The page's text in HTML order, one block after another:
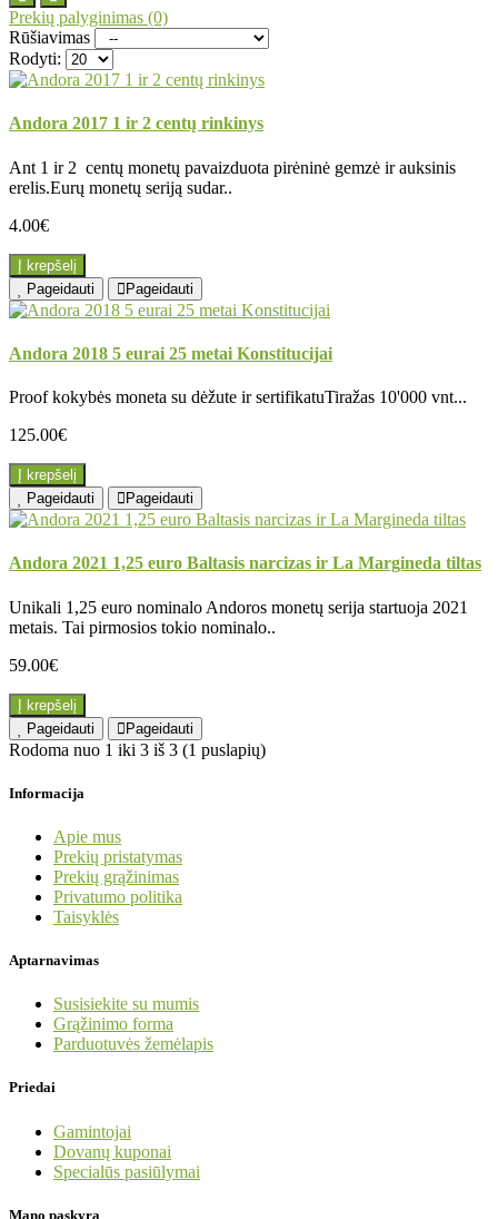
Prekių palyginimas (0)
Rūšiavimas
Rodyti:
Andora 2017 1 ir 2 centų rinkinys
Ant 1 ir 2 centų monetų pavaizduota pirėninė gemzė ir auksinis
erelis.Eurų monetų seriją sudar..
4.00€
Į krepšelį
Pageidauti
Pageidauti
Andora 2018 5 eurai 25 metai Konstitucijai
Proof kokybės moneta su dėžute ir sertifikatuTiražas 10'000 vnt...
125.00€
Į krepšelį
Pageidauti
Pageidauti
Andora 2021 1,25 euro Baltasis narcizas ir La Margineda tiltas
Unikali 1,25 euro nominalo Andoros monetų serija startuoja 2021
metais. Tai pirmosios tokio nominalo..
59.00€
Į krepšelį
Pageidauti
Pageidauti
Rodoma nuo 1 iki 3 iš 3 (1 puslapių)
Informacija
Apie mus
Prekių pristatymas
Prekių grąžinimas
Privatumo politika
Taisyklės
Aptarnavimas
Susisiekite su mumis
Grąžinimo forma
Parduotuvės žemėlapis
Priedai
Gamintojai
Dovanų kuponai
Specialūs pasiūlymai
Mano paskyra